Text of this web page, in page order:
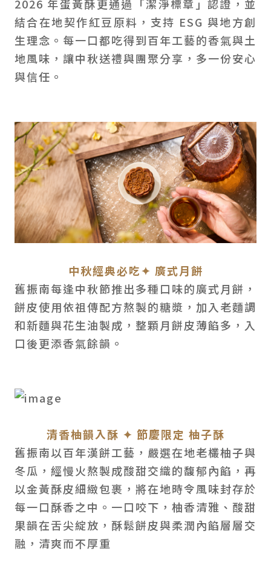
2026 年蛋黃酥更通過「潔淨標章」認證，並
結合在地契作紅豆原料，支持 ESG 與地方創
生理念。每一口都吃得到百年工藝的香氣與土
地風味，讓中秋送禮與團聚分享，多一份安心
與信任。
中秋經典必吃✦ 廣式月餅
舊振南每逢中秋節推出多種口味的廣式月餅，
餅皮使用依祖傳配方熬製的糖漿，加入老麵調
和新麵與花生油製成，整顆月餅皮薄餡多，入
口後更添香氣餘韻。
清香柚韻入酥 ✦ 節慶限定 柚子酥
舊振南以百年漢餅工藝，嚴選在地老欉柚子與
冬瓜，經慢火熬製成酸甜交織的馥郁內餡，再
以金黃酥皮細緻包裹，將在地時令風味封存於
每一口酥香之中。一口咬下，柚香清雅、酸甜
果韻在舌尖綻放，酥鬆餅皮與柔潤內餡層層交
融，清爽而不厚重